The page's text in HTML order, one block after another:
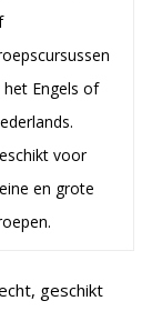
het Engels of
voor
en grote
geschikt